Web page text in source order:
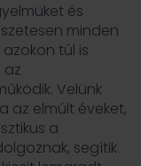
és
minden
túl is
az
Velünk
az elmúlt éveket,
a
segítik